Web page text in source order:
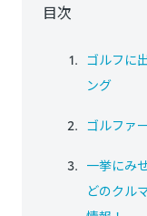
目次
ゴルフに
ング
ゴルファ
一挙にみ
どのクル